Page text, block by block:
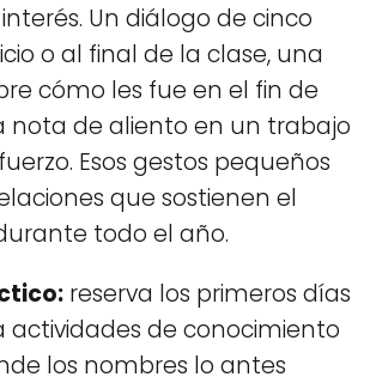
Un diálogo de cinco
o al final de la clase, una
cómo les fue en el fin de
nota de aliento en un trabajo
Esos gestos pequeños
que sostienen el
todo el año.
reserva los primeros días
actividades de conocimiento
los nombres lo antes